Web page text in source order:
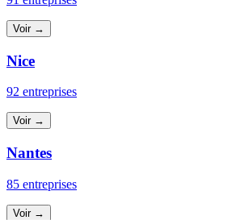
Voir →
Nice
92 entreprises
Voir →
Nantes
85 entreprises
Voir →